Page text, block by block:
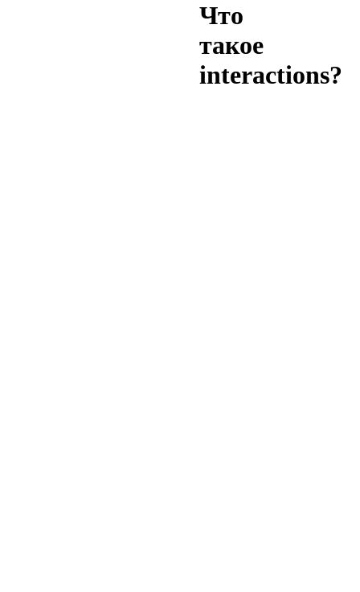
Что
такое
interactions?